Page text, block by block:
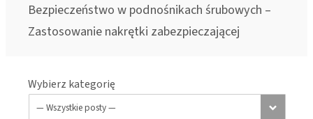
Bezpieczeństwo w podnośnikach śrubowych –
Zastosowanie nakrętki zabezpieczającej
Wybierz kategorię